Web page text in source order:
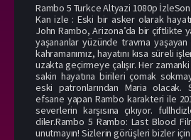
Rambo 5 Turkce Altyazi 1080p
Kan izle : Eski bir asker olarak
John Rambo, Arizona’da bir çiftlikte
yaşananlar yüzünde travma
kahramanımız, hayatını kısa süreli
uzakta geçirmeye çalışır. Her
sakin hayatına birileri çomak
eski patronlarından Maria olacak.
efsane yapan Rambo karakteri ile
severlerin karşısına çıkıyor.
diler.Rambo 5 Rambo: Last Blood
unutmayın! Sizlerin görüşleri bizler